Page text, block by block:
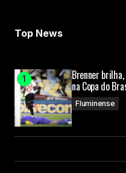
Top News
Brenner brilha,
na Copa do
Fluminense